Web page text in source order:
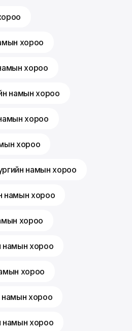
хороо
хороо
намын хороо
хороо
хороо
намын хороо
намын хороо
хороо
намын хороо
хороо
намын хороо
намын хороо